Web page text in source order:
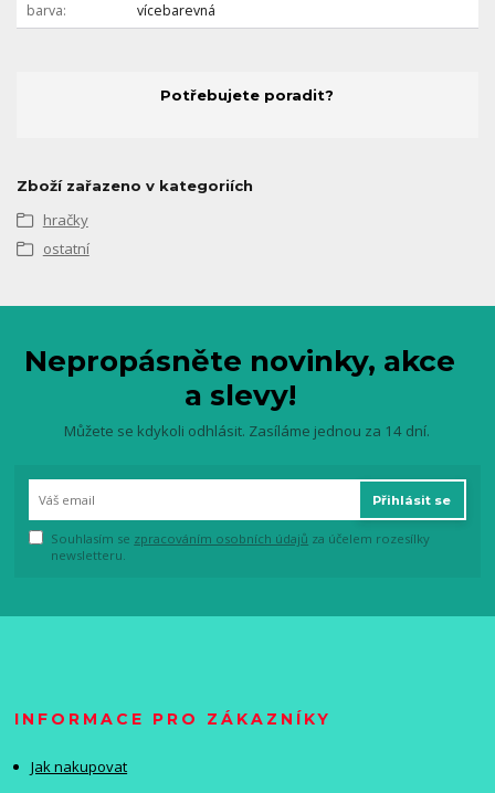
barva vícebarevná
Potřebujete poradit?
Zboží zařazeno v kategoriích
hračky
ostatní
Nepropásněte novinky, akce
a slevy!
Můžete se kdykoli odhlásit. Zasíláme jednou za 14 dní.
Přihlásit se
Souhlasím se zpracováním osobních údajů za účelem rozesílky
newsletteru.
INFORMACE PRO ZÁKAZNÍKY
Jak nakupovat